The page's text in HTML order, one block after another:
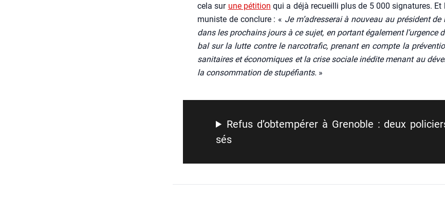
cela sur une péti­tion qui a déjà recueilli plus de 5 000 signa­tures.
mu­niste de conclure : « Je m’adresserai à nou­veau au pré­sident de
dans les pro­chains jours à ce sujet, en por­tant éga­le­ment l’urgence
bal sur la lutte contre le nar­co­tra­fic, pre­nant en compte la
sani­taires et éco­no­miques et la crise sociale inédite menant au
la consom­ma­tion de stu­pé­fiants. »
Refus d’ob­tem­pé­rer à Gre­noble : deux
sés